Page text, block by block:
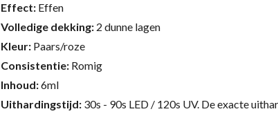
Effect: Effen
Volledige dekking: 2 dunne lagen
Kleur: Paars/roze
Consistentie: Romig
Inhoud:6ml
Uithardingstijd: 30s - 90s LED / 120s UV. De exacte